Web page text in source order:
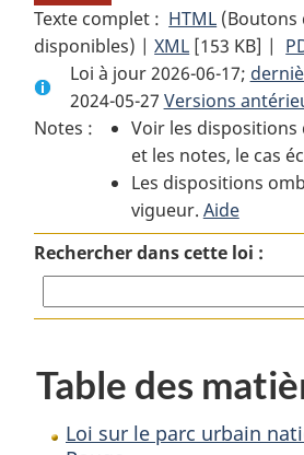
Texte complet : HTML Texte
complet
:
Loi
sur
le
parc
urbain
national
de
Rouge
(Boutons
disponibles) |XML Texte
complet
:
Loi
sur
le
parc
urbain
national
la
[153 KB] |
Loi à jour 2026-06-17;
2024-05-27 Versions
Notes :
Voir les
et les notes, le cas
Les dispositions
vigueur. Aide
Rechercher dans cette loi :
Table des
Loi sur le parc urbain